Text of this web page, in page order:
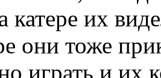
катере их
они тоже
играть и их